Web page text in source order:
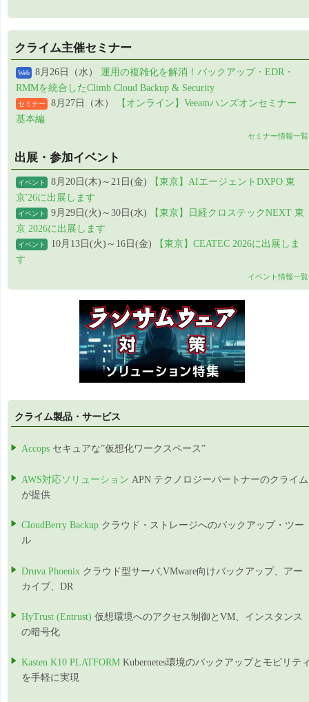
クライム主催セミナー
Web 8月26日（水） 運用の複雑化を解消！バックアップ・EDR・
RMMを統合したClimb Cloud Backup & Security
セミナー 8月27日（木）
【オンライン】Veeamハンズオンセミナー
基本編
セミナー情報一覧
出展・参加イベント
イベント 8月20日(木)～21日(金)
【東京】AIエージェントDXPO 東
京'26に出展します
イベント 9月29日(火)～30日(水)
【東京】日経クロステックNEXT 東
京 2026に出展します
イベント 10月13日(火)～16日(金)
【東京】CEATEC 2026に出展しま
す
イベント情報一覧
クライム製品・サービス
Accops セキュアな”仮想化ワークスペース”
AWS対応ソリューション APN テクノロジーパートナーのクライム
が提供
CloudBerry Backup クラウド・ストレージへのバックアップ・ツー
ル
Druva Phoenix クラウド型サーバ,VMware向けバックアップ、アー
カイブ、DR
HyTrust (Entrust) 仮想環境へのアクセス制御とVM、インスタンス
の暗号化
Kasten K10 PLATFORM Kubernetes環境のバックアップとモビリテ
を手軽に実現